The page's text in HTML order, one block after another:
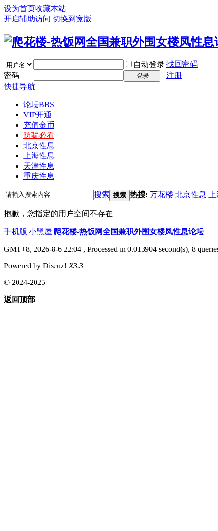
设为首页收藏本站
开启辅助访问 切换到宽版
自动登录 找回密码
密码
登录
注册
快捷导航
论坛BBS
VIP开通
充值金币
防骗必看
北京性息
上海性息
天津性息
重庆性息
搜索 搜索 热搜: 万花楼 北京性息
抱歉，您指定的用户空间不存在
手机版|小黑屋|爬花楼-热饭网全国兼职外围女楼凤性息论坛
GMT+8, 2026-8-6 22:04 , Processed in 0.013904 second(s), 8
Powered by Discuz! X3.3
© 2024-2025
返回顶部